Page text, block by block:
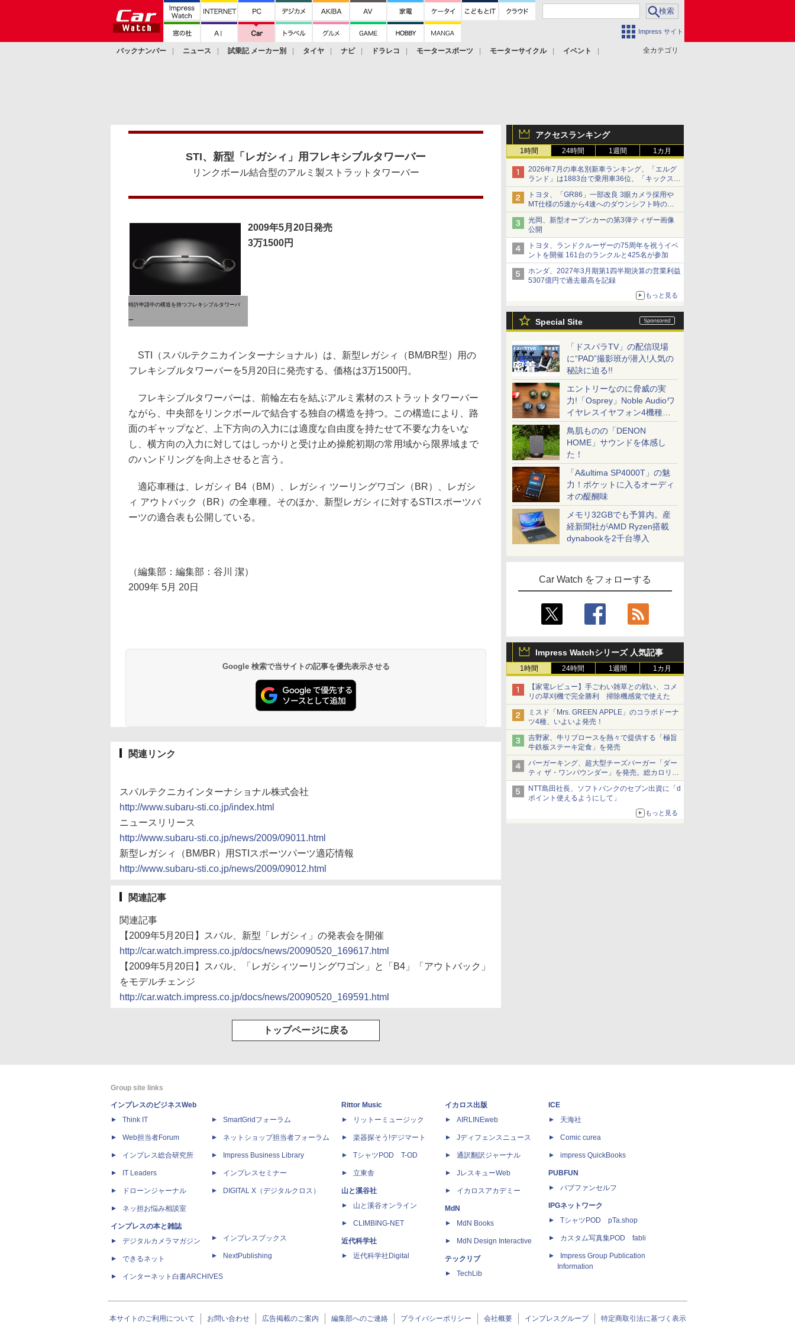
Impress サイト
全カテゴリ
バックナンバー ニュース 試乗記 メーカー別 タイヤ ナビ ドラレコ モータースポーツ モーターサイクル
イベント
アクセスランキング
1時間 24時間 1週間 1カ月
2026年7月の車名別新車ランキング、「エルグ
ランド」は1883台で乗用車36位、「キックス」
は2591台で27位に
トヨタ、「GR86」一部改良 3眼カメラ採用や
MT仕様の5速から4速へのダウンシフト時の操
作性向上など
光岡、新型オープンカーの第3弾ティザー画像
公開
トヨタ、ランドクルーザーの75周年を祝うイベ
ントを開催 161台のランクルと425名が参加
ホンダ、2027年3月期第1四半期決算の営業利益
5307億円で過去最高を記録
もっと見る
Special Site
「ドスパラTV」の配信現場
に“PAD”撮影班が潜入!人気の
秘訣に迫る!!
エントリーなのに脅威の実
力!「Osprey」Noble Audioワ
イヤレスイヤフォン4機種を
一気に聴く
鳥肌ものの「DENON
HOME」サウンドを体感し
た！
「A&ultima SP4000T」の魅
力！ポケットに入るオーディ
オの醍醐味
メモリ32GBでも予算内。産
経新聞社がAMD Ryzen搭載
dynabookを2千台導入
Car Watch をフォローする
Impress Watchシリーズ 人気記事
1時間 24時間 1週間 1カ月
【家電レビュー】手ごわい雑草との戦い、コメ
リの草刈機で完全勝利 掃除機感覚で使えた
ミスド「Mrs. GREEN APPLE」のコラボドーナ
ツ4種、いよいよ発売！
吉野家、牛リブロースを熱々で提供する「極旨
牛鉄板ステーキ定食」を発売
バーガーキング、超大型チーズバーガー「ダー
ティ ザ・ワンパウンダー」を発売。総カロリー
約1656kcal、総重量約527g！
NTT島田社長、ソフトバンクのセブン出資に「d
ポイント使えるようにして」
もっと見る
STI、新型「レガシィ」用フレキシブルタワーバー
リンクボール結合型のアルミ製ストラットタワーバー
特許申請中の構造を持つフレキシブルタワーバ
ー
2009年5月20日発売
3万1500円
STI（スバルテクニカインターナショナル）は、新型レガシィ（BM/BR型）用の
フレキシブルタワーバーを5月20日に発売する。価格は3万1500円。
フレキシブルタワーバーは、前輪左右を結ぶアルミ素材のストラットタワーバー
ながら、中央部をリンクボールで結合する独自の構造を持つ。この構造により、路
面のギャップなど、上下方向の入力には適度な自由度を持たせて不要な力をいな
し、横方向の入力に対してはしっかりと受け止め操舵初期の常用域から限界域まで
のハンドリングを向上させると言う。
適応車種は、レガシィ B4（BM）、レガシィ ツーリングワゴン（BR）、レガシ
ィ アウトバック（BR）の全車種。そのほか、新型レガシィに対するSTIスポーツパ
ーツの適合表も公開している。
（編集部：編集部：谷川 潔）
2009年 5月 20日
Google 検索で当サイトの記事を優先表示させる
関連リンク
スバルテクニカインターナショナル株式会社
http://www.subaru-sti.co.jp/index.html
ニュースリリース
http://www.subaru-sti.co.jp/news/2009/09011.html
新型レガシィ（BM/BR）用STIスポーツパーツ適応情報
http://www.subaru-sti.co.jp/news/2009/09012.html
関連記事
関連記事
【2009年5月20日】スバル、新型「レガシィ」の発表会を開催
http://car.watch.impress.co.jp/docs/news/20090520_169617.html
【2009年5月20日】スバル、「レガシィツーリングワゴン」と「B4」「アウトバック」
をモデルチェンジ
http://car.watch.impress.co.jp/docs/news/20090520_169591.html
トップページに戻る
Group site links
インプレスのビジネスWeb
Think IT
Web担当者Forum
インプレス総合研究所
IT Leaders
ドローンジャーナル
ネッ担お悩み相談室
インプレスの本と雑誌
デジタルカメラマガジン
できるネット
インターネット白書ARCHIVES
SmartGridフォーラム
ネットショップ担当者フォーラム
Impress Business Library
インプレスセミナー
DIGITAL X（デジタルクロス）
インプレスブックス
NextPublishing
Rittor Music
リットーミュージック
楽器探そう!デジマート
TシャツPOD T-OD
立東舎
山と溪谷社
山と溪谷オンライン
CLIMBING-NET
近代科学社
近代科学社Digital
イカロス出版
AIRLINEweb
Jディフェンスニュース
通訳翻訳ジャーナル
JレスキューWeb
イカロスアカデミー
MdN
MdN Books
MdN Design Interactive
テックリブ
TechLib
ICE
天海社
Comic curea
impress QuickBooks
PUBFUN
パブファンセルフ
IPGネットワーク
TシャツPOD pTa.shop
カスタム写真集POD fabli
Impress Group Publication
Information
本サイトのご利用について お問い合わせ 広告掲載のご案内 編集部へのご連絡 プライバシーポリシー 会社概要 インプレスグループ 特定商取引法に基づく表示